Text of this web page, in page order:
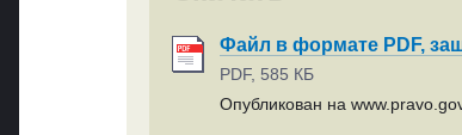
Файл в формате PDF,
PDF, 585 КБ
Опубликован на